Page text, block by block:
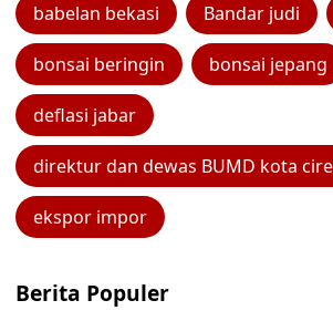
babelan bekasi Bandar judi
bonsai beringin bonsai jepang
deflasi jabar
direktur dan dewas BUMD kota
ekspor impor
Berita Populer